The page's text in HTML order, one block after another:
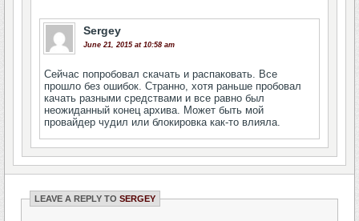
Sergey
June 21, 2015 at 10:58 am
Сейчас попробовал скачать и распаковать. Все
прошло без ошибок. Странно, хотя раньше пробовал
качать разными средствами и все равно был
неожиданный конец архива. Может быть мой
провайдер чудил или блокировка как-то влияла.
LEAVE A REPLY TO SERGEY